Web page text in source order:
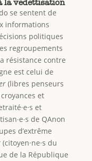
la vedettisation
se sentent de
informations
politiques
regroupements
résistance contre
est celui de
(libres penseurs
et
et
de QAnon
d’extrême
(citoyen·ne·s du
de la République